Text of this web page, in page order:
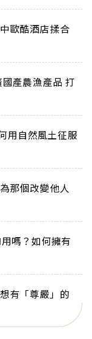
歐酷酒店揉合
產農漁產品 打
用自然風土征服
那個改變他人
嗎？如何擁有
有「尊嚴」的